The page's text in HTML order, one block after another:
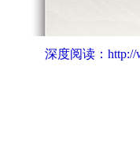
深度阅读： http://